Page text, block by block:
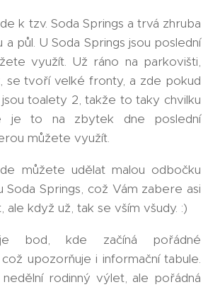
k tzv. Soda Springs a trvá zhruba
a půl. U Soda Springs jsou poslední
využít. Už ráno na parkovišti,
se tvoří velké fronty, a zde pokud
toalety 2, takže to taky chvilku
je to na zbytek dne poslední
můžete využít.
můžete udělat malou odbočku
Springs, což Vám zabere asi
ale když už, tak se vším všudy. :)
bod, kde začíná pořádné
upozorňuje i informační tabule.
rodinný výlet, ale pořádná